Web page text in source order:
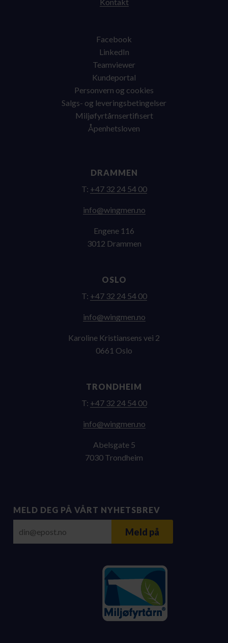
Kontakt
Facebook
LinkedIn
Teamviewer
Kundeportal
Personvern og cookies
Salgs- og leveringsbetingelser
Miljøfyrtårnsertifisert
Åpenhetsloven
DRAMMEN
T: +47 32 24 54 00
on.nemgniw@ofni
Engene 116
3012 Drammen
OSLO
T: +47 32 24 54 00
on.nemgniw@ofni
Karoline Kristiansens vei 2
0661 Oslo
TRONDHEIM
T: +47 32 24 54 00
on.nemgniw@ofni
Abelsgate 5
7030 Trondheim
MELD DEG PÅ VÅRT NYHETSBREV